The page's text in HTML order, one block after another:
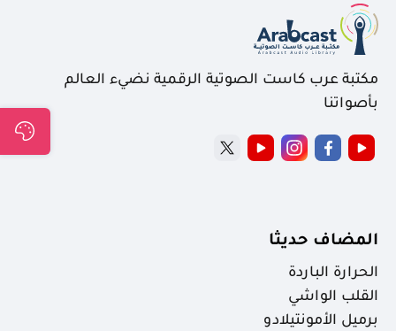
مكتبة عرب كاست الصوتية الرقمية نضيء العالم
بأصواتنا
المضاف حديثا
الحرارة الباردة
القلب الواشي
برميل الأمونتيلادو